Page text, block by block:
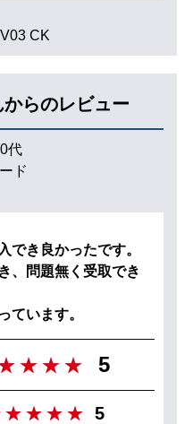
CK
からのレビュー
代
ド
でき良かったです。
、問題無く受取でき
ています。
5
5